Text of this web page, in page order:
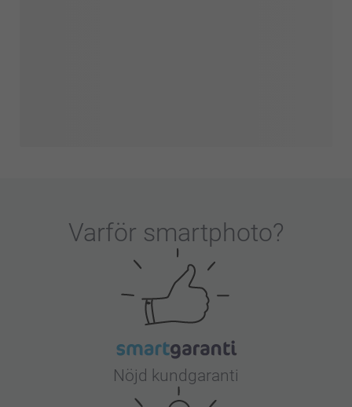
Varför smartphoto?
Nöjd kundgaranti